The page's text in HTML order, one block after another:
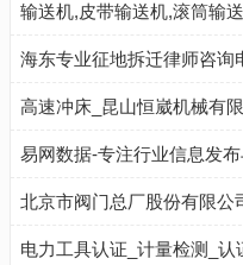
高速冲床_昆山恒崴机械有
易网数据-专注行业信息发
北京市阀门总厂股份有限公